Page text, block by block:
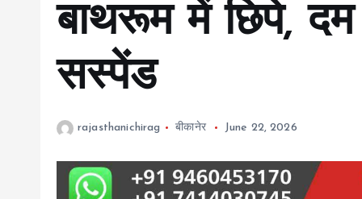
बाथरूम में छिपे,
सस्पेंड
rajasthanichirag बीकानेर June 22, 2026